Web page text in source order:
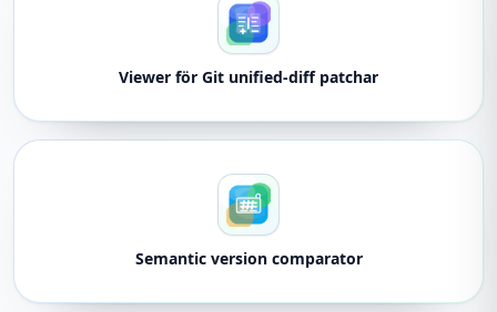
Viewer för Git unified-diff patchar
Semantic version comparator